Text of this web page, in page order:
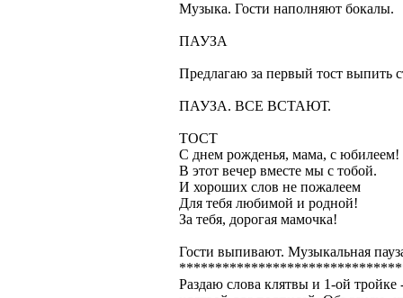
Музыка. Гости наполняют бокалы.
ПАУЗА
Предлагаю за первый тост выпить
ПАУЗА. ВСЕ ВСТАЮТ.
ТОСТ
С днем рожденья, мама, с юбилеем!
В этот вечер вместе мы с тобой.
И хороших слов не пожалеем
Для тебя любимой и родной!
За тебя, дорогая мамочка!
Гости выпивают. Музыкальная
Раздаю слова клятвы и 1-ой тройке